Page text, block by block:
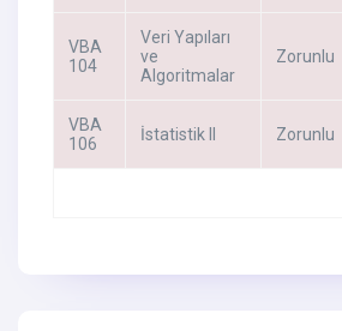
VBA
104
Veri Yapıları
ve
Algoritmalar
Zorunlu
VBA
106
İstatistik II Zorunlu